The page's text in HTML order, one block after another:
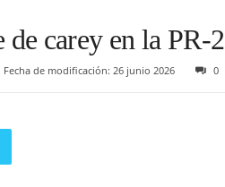
carey en la PR-2
Fecha de modificación: 26 junio 2026 0